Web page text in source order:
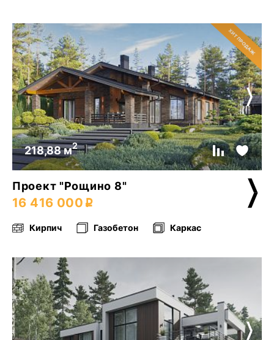
218,88 м2
Проект "Рощино 8"
16 416 000
Кирпич Газобетон Каркас